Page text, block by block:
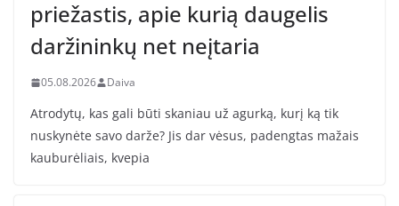
priežastis, apie kurią daugelis
daržininkų net neįtaria
05.08.2026 Daiva
Atrodytų, kas gali būti skaniau už agurką, kurį ką tik
nuskynėte savo darže? Jis dar vėsus, padengtas mažais
kauburėliais, kvepia